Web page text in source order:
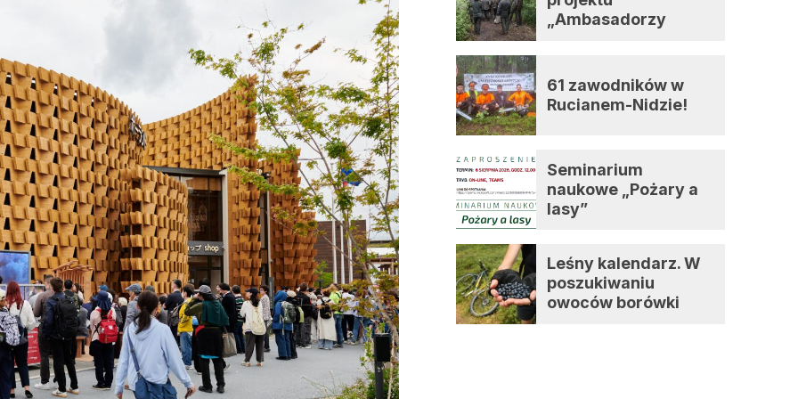
„Ambasadorzy
61 zawodników w
Rucianem-Nidzie!
Seminarium
naukowe „Pożary a
lasy”
Leśny kalendarz. W
poszukiwaniu
owoców borówki